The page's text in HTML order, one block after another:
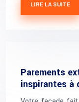
LIRE LA SUITE
Parements
inspirantes à